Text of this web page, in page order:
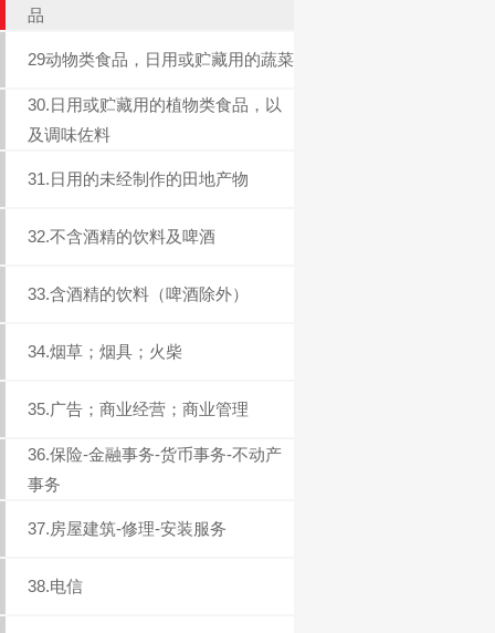
品
29动物类食品，日用或贮藏用的蔬菜
30.日用或贮藏用的植物类食品，以
及调味佐料
31.日用的未经制作的田地产物
32.不含酒精的饮料及啤酒
33.含酒精的饮料（啤酒除外）
34.烟草；烟具；火柴
35.广告；商业经营；商业管理
36.保险-金融事务-货币事务-不动产
事务
37.房屋建筑-修理-安装服务
38.电信